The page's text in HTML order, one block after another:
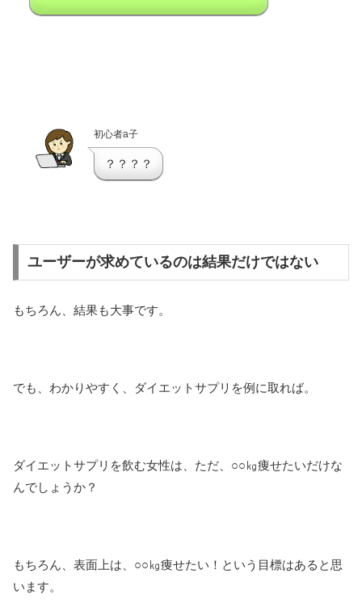
初心者a子
？？？？
ユーザーが求めているのは結果だけではない
もちろん、結果も大事です。
でも、わかりやすく、ダイエットサプリを例に取れば。
ダイエットサプリを飲む女性は、ただ、○○㎏痩せたいだけな
んでしょうか？
もちろん、表面上は、○○㎏痩せたい！という目標はあると思
います。